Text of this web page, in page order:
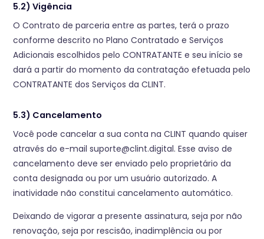
5.2) Vigência
O Contrato de parceria entre as partes, terá o prazo
conforme descrito no Plano Contratado e Serviços
Adicionais escolhidos pelo CONTRATANTE e seu início se
dará a partir do momento da contratação efetuada pelo
CONTRATANTE dos Serviços da CLINT.
5.3) Cancelamento
Você pode cancelar a sua conta na CLINT quando quiser
através do e-mail suporte@clint.digital. Esse aviso de
cancelamento deve ser enviado pelo proprietário da
conta designada ou por um usuário autorizado. A
inatividade não constitui cancelamento automático.
Deixando de vigorar a presente assinatura, seja por não
renovação, seja por rescisão, inadimplência ou por